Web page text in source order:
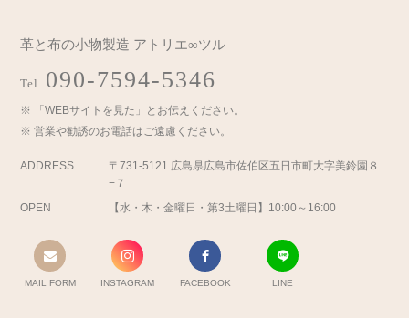
革と布の小物製造 アトリエ∞ツル
Tel. 090-7594-5346
「WEBサイトを見た」とお伝えください。
営業や勧誘のお電話はご遠慮ください。
ADDRESS
〒731-5121 広島県広島市佐伯区五日市町大字美鈴園８
−７
OPEN
【水・木・金曜日・第3土曜日】10:00～16:00
MAIL FORM INSTAGRAM FACEBOOK LINE